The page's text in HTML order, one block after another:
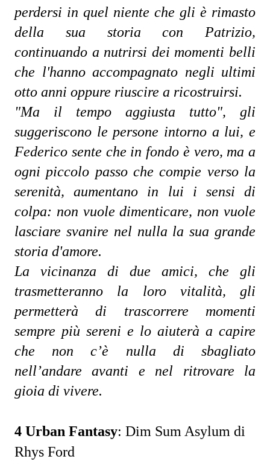
perdersi in quel niente che gli è rimasto
della sua storia con Patrizio,
continuando a nutrirsi dei momenti belli
che l'hanno accompagnato negli ultimi
otto anni oppure riuscire a ricostruirsi.
"Ma il tempo aggiusta tutto", gli
suggeriscono le persone intorno a lui, e
Federico sente che in fondo è vero, ma a
ogni piccolo passo che compie verso la
serenità, aumentano in lui i sensi di
colpa: non vuole dimenticare, non vuole
lasciare svanire nel nulla la sua grande
storia d'amore.
La vicinanza di due amici, che gli
trasmetteranno la loro vitalità, gli
permetterà di trascorrere momenti
sempre più sereni e lo aiuterà a capire
che non c’è nulla di sbagliato
nell’andare avanti e nel ritrovare la
gioia di vivere.
4 Urban Fantasy: Dim Sum Asylum di
Rhys Ford